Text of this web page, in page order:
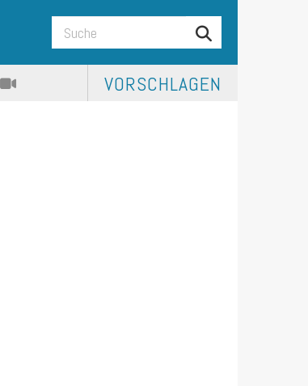
VORSCHLAGEN